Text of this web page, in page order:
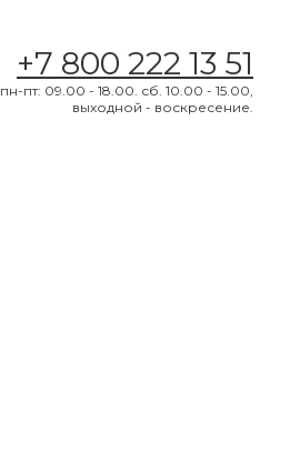
+7 800 222 13 51
пн-пт: 09.00 - 18.00. сб. 10.00 - 15.00,
выходной - воскресение.